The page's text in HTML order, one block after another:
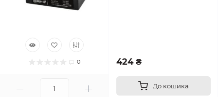
0 424 ₴
До кошика